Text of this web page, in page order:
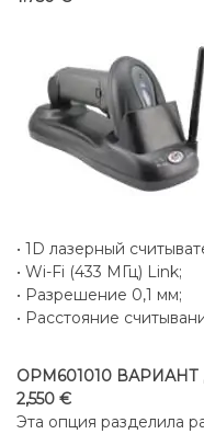
• 1D лазерный
• Wi-Fi (433 МГц) Link;
• Разрешение 0,1 мм;
• Расстояние
OPM601010
2,550 €
Эта опция разделила